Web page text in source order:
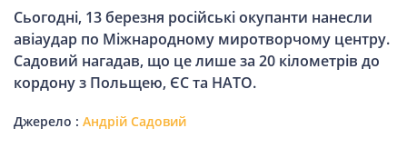
читання
УГКЦ
ПОДОРОЖІ
Сьогодні, 13 березня російські окупанти нанесли
авіаудар по Міжнародному миротворчому центру.
Садовий нагадав, що це лише за 20 кілометрів до
кордону з Польщею, ЄС та НАТО.
Джерело : Андрій Садовий